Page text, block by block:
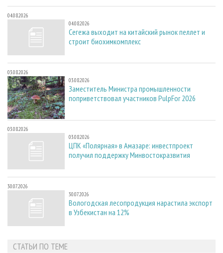
04.08.2026
04.08.2026
Сегежа выходит на китайский рынок пеллет и
строит биохимкомплекс
03.08.2026
03.08.2026
Заместитель Министра промышленности
поприветствовал участников PulpFor 2026
03.08.2026
03.08.2026
ЦПК «Полярная» в Амазаре: инвестпроект
получил поддержку Минвостокразвития
30.07.2026
30.07.2026
Вологодская лесопродукция нарастила экспорт
в Узбекистан на 12%
СТАТЬИ ПО ТЕМЕ